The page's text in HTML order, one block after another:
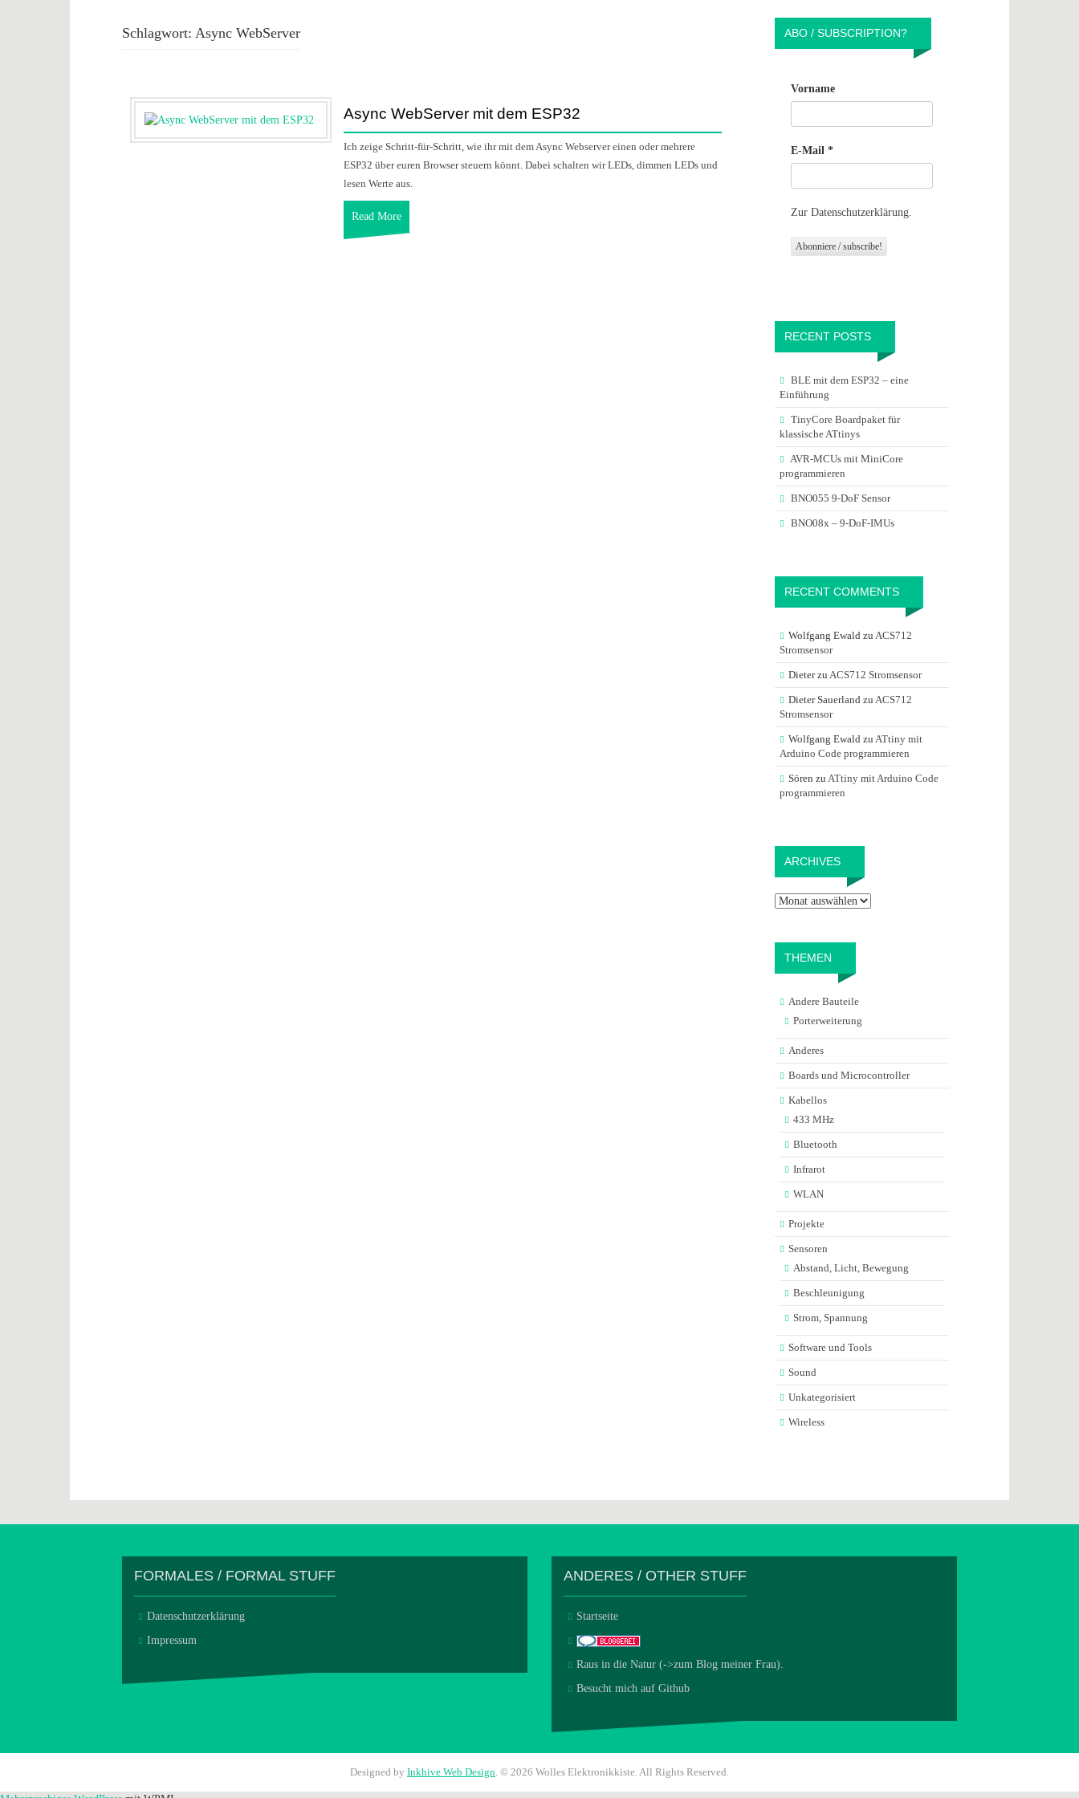
Schlagwort: Async WebServer
Async WebServer mit dem ESP32
Ich zeige Schritt-für-Schritt, wie ihr mit dem Async Webserver einen oder mehrere
ESP32 über euren Browser steuern könnt. Dabei schalten wir LEDs, dimmen LEDs und
lesen Werte aus.
Read More
ABO / SUBSCRIPTION?
Vorname
E-Mail *
Zur Datenschutzerklärung.
RECENT POSTS
BLE mit dem ESP32 – eine
Einführung
TinyCore Boardpaket für
klassische ATtinys
AVR-MCUs mit MiniCore
programmieren
BNO055 9-DoF Sensor
BNO08x – 9-DoF-IMUs
RECENT COMMENTS
Wolfgang Ewaldzu ACS712
Stromsensor
Dieterzu ACS712 Stromsensor
Dieter Sauerlandzu ACS712
Stromsensor
Wolfgang Ewaldzu ATtiny mit
Arduino Code programmieren
Sören zu ATtiny mit Arduino Code
programmieren
ARCHIVES
THEMEN
Andere Bauteile
Porterweiterung
Anderes
Boards und Microcontroller
Kabellos
433 MHz
Bluetooth
Infrarot
WLAN
Projekte
Sensoren
Abstand, Licht, Bewegung
Beschleunigung
Strom, Spannung
Software und Tools
Sound
Unkategorisiert
Wireless
FORMALES / FORMAL STUFF
Datenschutzerklärung
Impressum
ANDERES / OTHER STUFF
Startseite
Raus in die Natur (->zum Blog meiner Frau).
Besucht mich auf Github
Designed by Inkhive Web Design. © 2026 Wolles Elektronikkiste. All Rights Reserved.